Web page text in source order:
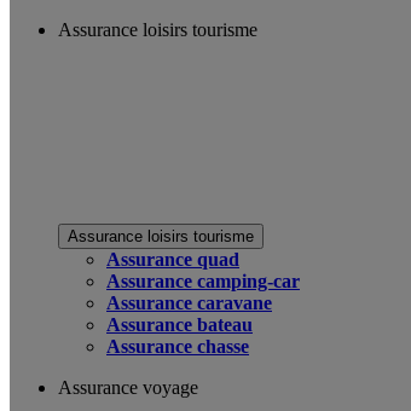
Assurance loisirs tourisme
Assurance loisirs tourisme
Assurance quad
Assurance camping-car
Assurance caravane
Assurance bateau
Assurance chasse
Assurance voyage